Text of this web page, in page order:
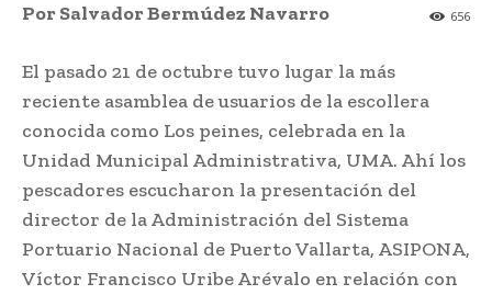
656
Por Salvador Bermúdez Navarro
El pasado 21 de octubre tuvo lugar la más
reciente asamblea de usuarios de la escollera
conocida como Los peines, celebrada en la
Unidad Municipal Administrativa, UMA. Ahí los
pescadores escucharon la presentación del
director de la Administración del Sistema
Portuario Nacional de Puerto Vallarta, ASIPONA,
Víctor Francisco Uribe Arévalo en relación con